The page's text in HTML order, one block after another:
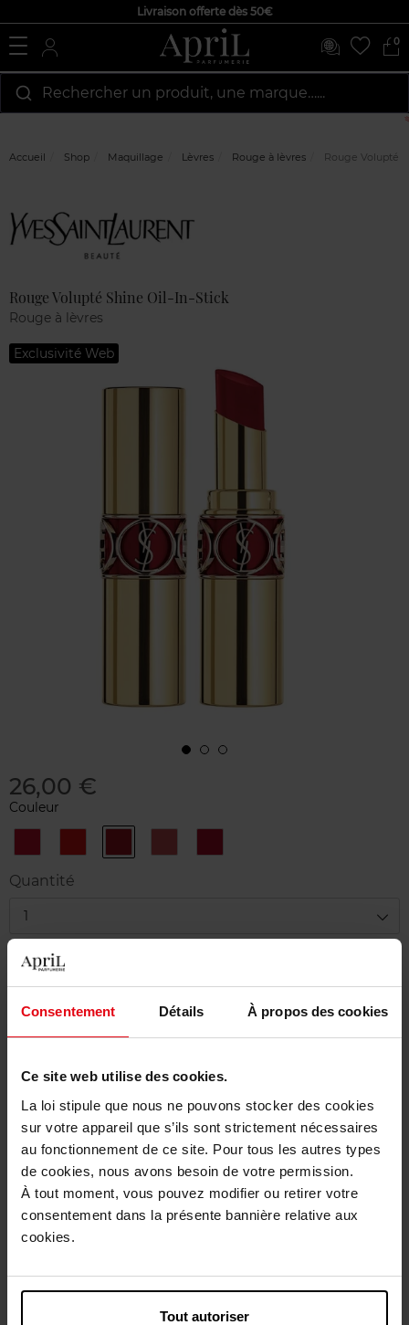
Consentement Détails À propos des cookies
Ce site web utilise des cookies.
La loi stipule que nous ne pouvons stocker des cookies
sur votre appareil que s’ils sont strictement nécessaires
au fonctionnement de ce site. Pour tous les autres types
de cookies, nous avons besoin de votre permission.
À tout moment, vous pouvez modifier ou retirer votre
consentement dans la présente bannière relative aux
cookies.
Tout autoriser
Livraison offerte dès 50€
0
Rechercher un produit, une marque…...
Accueil Shop Maquillage Lèvres Rouge à lèvres Rouge Volupté
Rouge Volupté Shine Oil-In-Stick
Rouge à lèvres
Exclusivité Web
26,00 €
Couleur
Rouge
Tuxedo
OrangeToniqueAfriqueCape
Quantité
1
Livraison
Cet article n'est plus disponible pour le moment
Livraison gratuite à partir de 50€
Retour gratuit dans votre magasin
Description
Caractéristiques